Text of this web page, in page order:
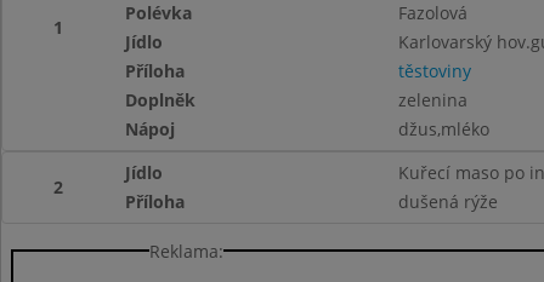
1
Polévka
Fazolová
Jídlo
Karlovarský
Příloha
těstoviny
Doplněk
zelenina
Nápoj
džus,mléko
2
Jídlo
Kuřecí maso po
Příloha
dušená rýže
Reklama: